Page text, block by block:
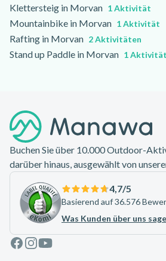
Klettersteig in Morvan 1 Aktivität
Mountainbike in Morvan 1 Aktivität
Rafting in Morvan 2 Aktivitäten
Stand up Paddle in Morvan 1 Aktivität
Buchen Sie über 10.000 Outdoor-
darüber hinaus, ausgewählt von
4,7/5
Basierend auf 36.576
Was Kunden über uns
Facebook
Instagram
Youtube